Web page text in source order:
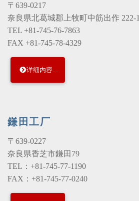
〒639-0217
奈良県北葛城郡上牧町中筋出作 222-1
TEL +81-745-76-7863
FAX +81-745-78-4329
详细内容...
鎌田工厂
〒639-0227
奈良県香芝市鎌田79
TEL：+81-745-77-1190
FAX：+81-745-77-0240